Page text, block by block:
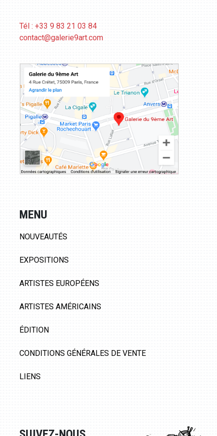
Tél : +33 9 83 21 03 84
contact@galerie9art.com
MENU
NOUVEAUTÉS
EXPOSITIONS
ARTISTES EUROPÉENS
ARTISTES AMÉRICAINS
ÉDITION
CONDITIONS GÉNÉRALES DE VENTE
LIENS